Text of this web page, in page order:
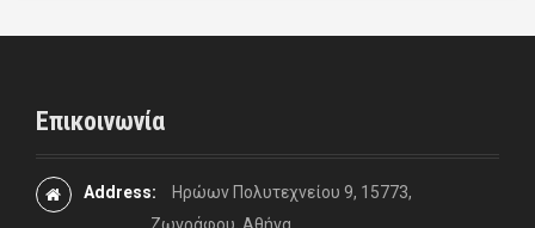
Επικοινωνία
Address:
Ηρώων Πολυτεχνείου 9, 15773,